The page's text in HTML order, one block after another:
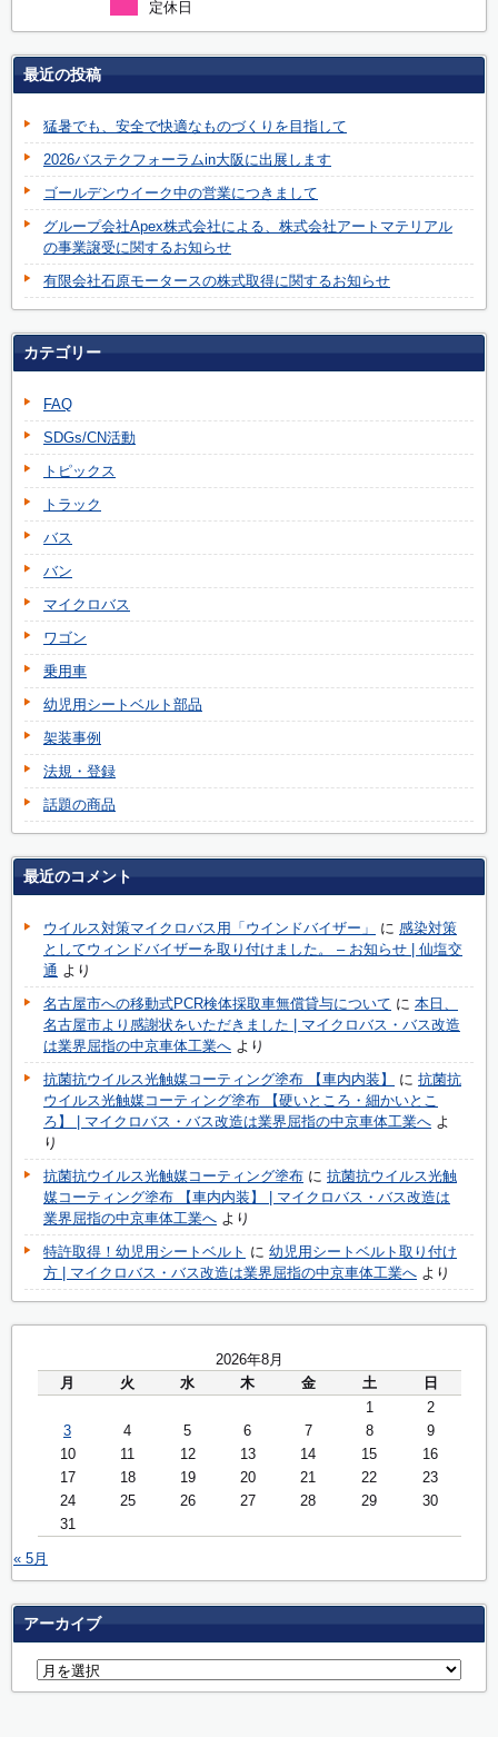
定休日
最近の投稿
猛暑でも、安全で快適なものづくりを目指して
2026バステクフォーラムin大阪に出展します
ゴールデンウイーク中の営業につきまして
グループ会社Apex株式会社による、株式会社アートマテリアル
の事業譲受に関するお知らせ
有限会社石原モータースの株式取得に関するお知らせ
カテゴリー
FAQ
SDGs/CN活動
トピックス
トラック
バス
バン
マイクロバス
ワゴン
乗用車
幼児用シートベルト部品
架装事例
法規・登録
話題の商品
最近のコメント
ウイルス対策マイクロバス用「ウインドバイザー」 に 感染対策
としてウィンドバイザーを取り付けました。 – お知らせ | 仙塩交
通 より
名古屋市への移動式PCR検体採取車無償貸与について に 本日、
名古屋市より感謝状をいただきました | マイクロバス・バス改造
は業界屈指の中京車体工業へ より
抗菌抗ウイルス光触媒コーティング塗布 【車内内装】
に 抗菌抗
ウイルス光触媒コーティング塗布 【硬いところ・細かいとこ
ろ】 | マイクロバス・バス改造は業界屈指の中京車体工業へ よ
り
抗菌抗ウイルス光触媒コーティング塗布 に 抗菌抗ウイルス光触
媒コーティング塗布 【車内内装】 | マイクロバス・バス改造は
業界屈指の中京車体工業へ より
特許取得！幼児用シートベルト に 幼児用シートベルト取り付け
方 | マイクロバス・バス改造は業界屈指の中京車体工業へ より
2026年8月
月
火 水 木 金 土
日
1
2
3
4 5 6 7 8
9
10
11 12 13 14 15
16
17
18 19 20 21 22
23
24
25 26 27 28 29
30
31
« 5月
アーカイブ